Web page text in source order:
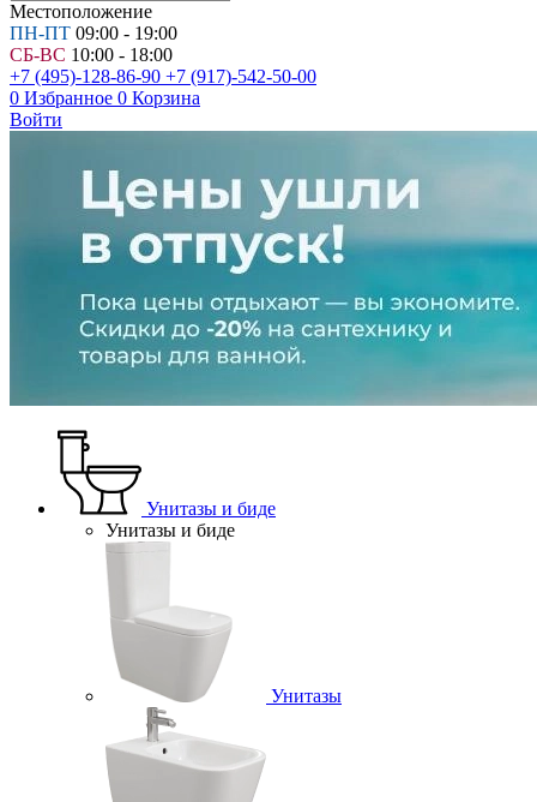
Местоположение
ПН-ПТ 09:00 - 19:00
СБ-ВС 10:00 - 18:00
+7 (495)-128-86-90 +7 (917)-542-50-00
0 Избранное 0 Корзина
Войти
Унитазы и биде
Унитазы и биде
Унитазы